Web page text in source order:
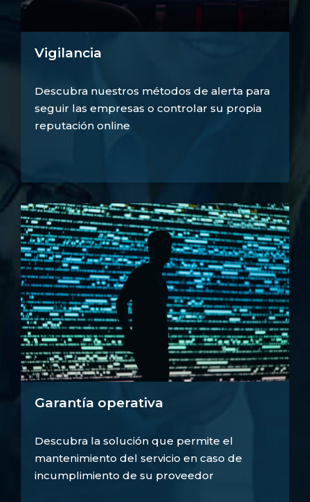
Vigilancia
Descubra nuestros métodos de alerta para
seguir las empresas o controlar su propia
reputación online
Garantía operativa
Descubra la solución que permite el
mantenimiento del servicio en caso de
incumplimiento de su proveedor